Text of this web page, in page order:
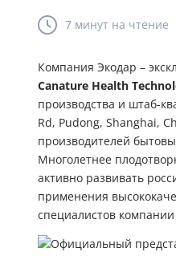
7 минут на чтение
Компания Экодар –
Canature Health
производства и штаб-
Rd, Pudong, Shanghai,
производителей
Многолетнее
активно развивать
применения
специалистов